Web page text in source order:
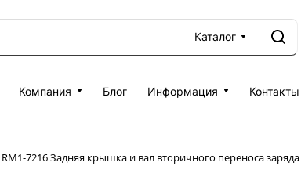
Каталог
Компания Блог Информация Контакты
RM1-7216 Задняя крышка и вал вторичного переноса